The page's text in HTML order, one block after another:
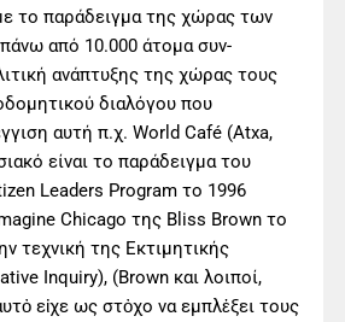
το παράδειγμα της χώρας των
από 10.000 άτομα συν-
ανάπτυξης της χώρας τους
διαλόγου που
αυτή π.χ. World Café (Atxa,
είναι το παράδειγμα του
Leaders Program το 1996
Chicago της Bliss Brown το
τεχνική της Εκτιμητικής
Inquiry), (Brown και λοιποί,
εἰχε ως στὀχο να εμπλἐξει τους